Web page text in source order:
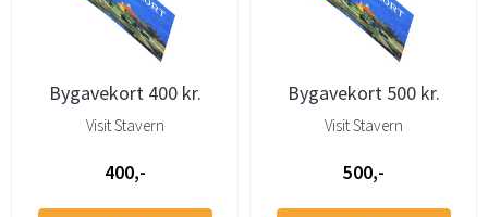
Bygavekort 400 kr.
Visit Stavern
400,-
Bygavekort 500 kr.
Visit Stavern
500,-